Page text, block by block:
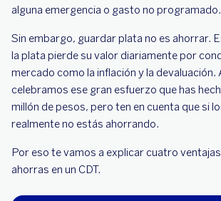
alguna emergencia o gasto no programado.
Sin embargo, guardar plata no es ahorrar.
la plata pierde su valor diariamente por
mercado como la inflación y la devaluación.
celebramos ese gran esfuerzo que has
millón de pesos, pero ten en cuenta que si
realmente no estás ahorrando.
Por eso te vamos a explicar cuatro
ahorras en un CDT.